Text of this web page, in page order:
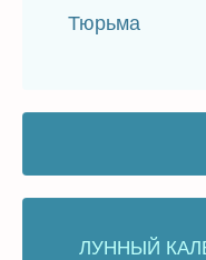
Тюрьма
ЛУННЫЙ